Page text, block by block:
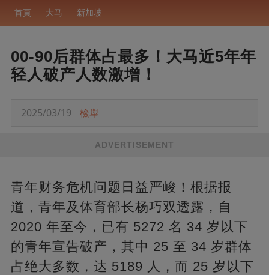
首頁 大马 新加坡
00-90后群体占最多！大马近5年年
轻人破产人数激增！
2025/03/19 檢舉
ADVERTISEMENT
青年财务危机问题日益严峻！根据报
道，青年及体育部长杨巧双透露，自
2020 年至今，已有 5272 名 34 岁以下
的青年宣告破产，其中 25 至 34 岁群体
占绝大多数，达 5189 人，而 25 岁以下